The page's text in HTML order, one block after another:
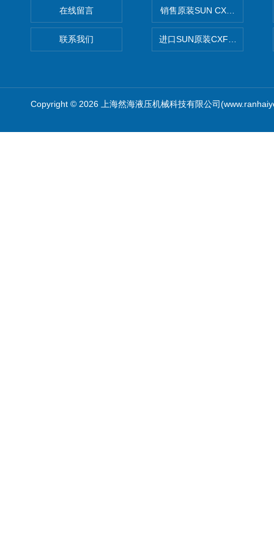
在线留言
联系我们
销售原装SUN CXJAXCN全
进口SUN原装CXFAXCN导压
Copyright © 2026 上海然海液压机械科技有限公司